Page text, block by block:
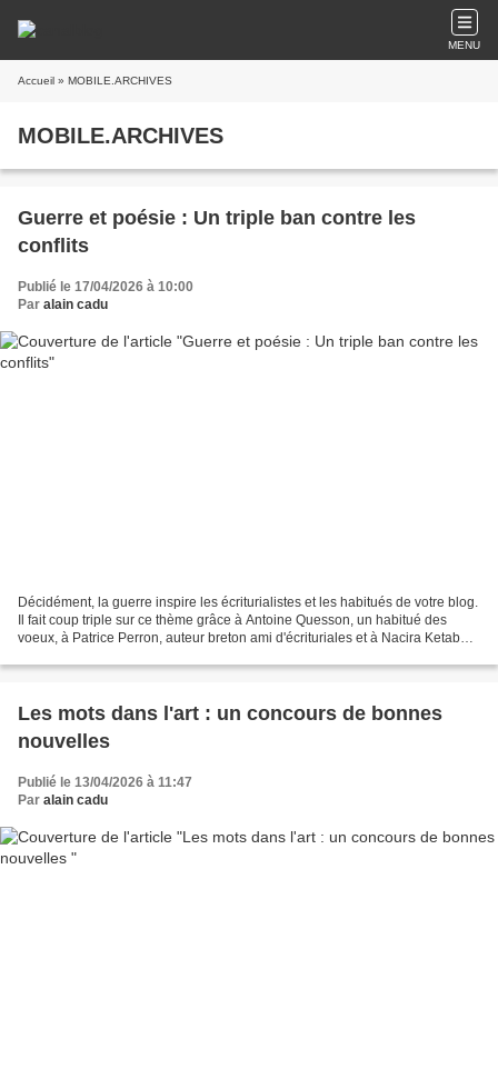
MENU
Accueil » MOBILE.ARCHIVES
MOBILE.ARCHIVES
Guerre et poésie : Un triple ban contre les
conflits
Publié le 17/04/2026 à 10:00
Par alain cadu
Décidément, la guerre inspire les écriturialistes et les habitués de votre blog.
Il fait coup triple sur ce thème grâce à Antoine Quesson, un habitué des
voeux, à Patrice Perron, auteur breton ami d'écrituriales et à Nacira Ketab
Les mots dans l'art : un concours de bonnes
nouvelles
Publié le 13/04/2026 à 11:47
Par alain cadu